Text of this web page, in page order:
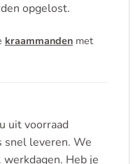
opgelost.
kraammanden met
uit voorraad
snel leveren. We
Heb je